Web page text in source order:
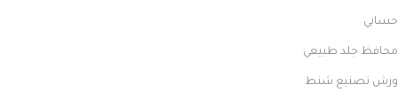
حسابي
محافظ جلد طبيعي
ورش تصنيع شنط